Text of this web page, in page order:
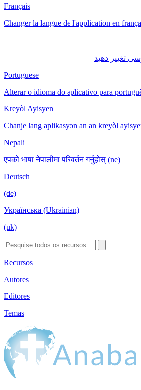
Français
Changer la langue de l'application en
Portuguese
Alterar o idioma do aplicativo para
Kreyòl Ayisyen
Chanje lang aplikasyon an an kreyòl
Nepali
एपको भाषा नेपालीमा परिवर्तन गर्नुहोस् (ne)
Deutsch
(de)
Українська (Ukrainian)
(uk)
Recursos
Autores
Editores
Temas